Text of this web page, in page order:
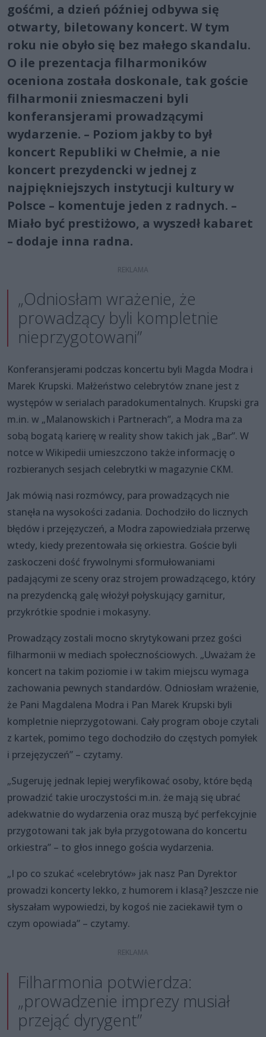
gośćmi, a dzień później odbywa się
otwarty, biletowany koncert. W tym
roku nie obyło się bez małego skandalu.
O ile prezentacja filharmoników
oceniona została doskonale, tak goście
filharmonii zniesmaczeni byli
konferansjerami prowadzącymi
wydarzenie. – Poziom jakby to był
koncert Republiki w Chełmie, a nie
koncert prezydencki w jednej z
najpiękniejszych instytucji kultury w
Polsce – komentuje jeden z radnych. –
Miało być prestiżowo, a wyszedł kabaret
– dodaje inna radna.
„Odniosłam wrażenie, że
prowadzący byli kompletnie
nieprzygotowani”
Konferansjerami podczas koncertu byli Magda Modra i
Marek Krupski. Małżeństwo celebrytów znane jest z
występów w serialach paradokumentalnych. Krupski gra
m.in. w „Malanowskich i Partnerach”, a Modra ma za
sobą bogatą karierę w reality show takich jak „Bar”. W
notce w Wikipedii umieszczono także informację o
rozbieranych sesjach celebrytki w magazynie CKM.
Jak mówią nasi rozmówcy, para prowadzących nie
stanęła na wysokości zadania. Dochodziło do licznych
błędów i przejęzyczeń, a Modra zapowiedziała przerwę
wtedy, kiedy prezentowała się orkiestra. Goście byli
zaskoczeni dość frywolnymi sformułowaniami
padającymi ze sceny oraz strojem prowadzącego, który
na prezydencką galę włożył połyskujący garnitur,
przykrótkie spodnie i mokasyny.
Prowadzący zostali mocno skrytykowani przez gości
filharmonii w mediach społecznościowych. „Uważam że
koncert na takim poziomie i w takim miejscu wymaga
zachowania pewnych standardów. Odniosłam wrażenie,
że Pani Magdalena Modra i Pan Marek Krupski byli
kompletnie nieprzygotowani. Cały program oboje czytali
z kartek, pomimo tego dochodziło do częstych pomyłek
i przejęzyczeń” – czytamy.
„Sugeruję jednak lepiej weryfikować osoby, które będą
prowadzić takie uroczystości m.in. że mają się ubrać
adekwatnie do wydarzenia oraz muszą być perfekcyjnie
przygotowani tak jak była przygotowana do koncertu
orkiestra” – to głos innego gościa wydarzenia.
„I po co szukać «celebrytów» jak nasz Pan Dyrektor
prowadzi koncerty lekko, z humorem i klasą? Jeszcze nie
słyszałam wypowiedzi, by kogoś nie zaciekawił tym o
czym opowiada” – czytamy.
Filharmonia potwierdza:
„prowadzenie imprezy musiał
przejąć dyrygent”